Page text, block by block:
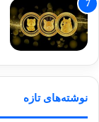
نوشته‌های تازه